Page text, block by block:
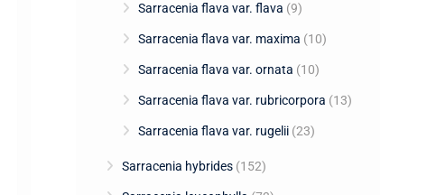
Sarracenia flava var. flava (9)
Sarracenia flava var. maxima (10)
Sarracenia flava var. ornata (10)
Sarracenia flava var. rubricorpora (13)
Sarracenia flava var. rugelii (23)
Sarracenia hybrides (152)